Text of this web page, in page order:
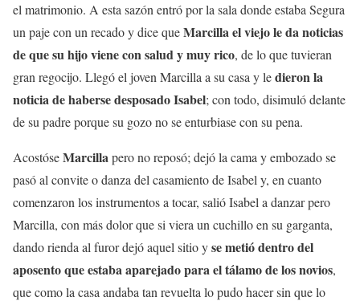
el matrimonio. A esta sazón entró por la sala donde estaba Segura
un paje con un recado y dice queMarcilla el viejo le da noticias
de que su hijo viene con salud y muy rico, de lo que tuvieran
gran regocijo. Llegó el joven Marcilla a su casa y ledieron la
noticia de haberse desposado Isabel; con todo, disimuló delante
de su padre porque su gozo no se enturbiase con su pena.
AcostóseMarcillapero no reposó; dejó la cama y embozado se
pasó al convite o danza del casamiento de Isabel y, en cuanto
comenzaron los instrumentos a tocar, salió Isabel a danzar pero
Marcilla, con más dolor que si viera un cuchillo en su garganta,
dando rienda al furor dejó aquel sitio yse metió dentro del
aposento que estaba aparejado para el tálamo de los novios,
que como la casa andaba tan revuelta lo pudo hacer sin que lo